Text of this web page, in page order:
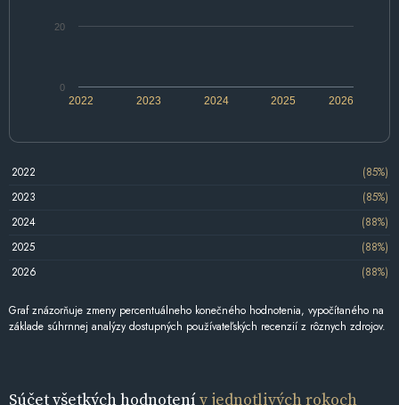
2022 2024 2026
2023 2025
0
20
2022
(85%)
2023
(85%)
2024
(88%)
2025
(88%)
2026
(88%)
Graf znázorňuje zmeny percentuálneho konečného hodnotenia, vypočítaného na
základe súhrnnej analýzy dostupných používateľských recenzií z rôznych zdrojov.
Súčet všetkých hodnotenív jednotlivých rokoch